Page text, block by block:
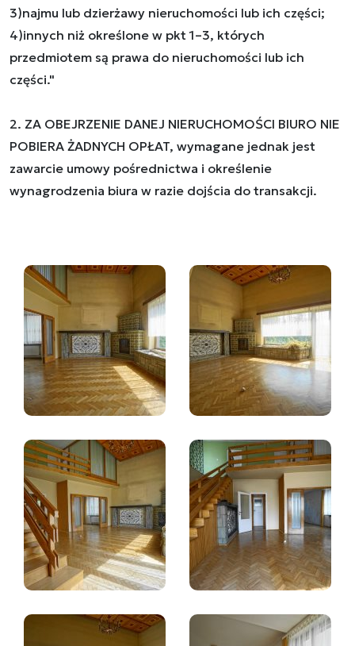
3)najmu lub dzierżawy nieruchomości lub ich części;
4)innych niż określone w pkt 1–3, których
przedmiotem są prawa do nieruchomości lub ich
części."
2. ZA OBEJRZENIE DANEJ NIERUCHOMOŚCI BIURO NIE
POBIERA ŻADNYCH OPŁAT, wymagane jednak jest
zawarcie umowy pośrednictwa i określenie
wynagrodzenia biura w razie dojścia do transakcji.